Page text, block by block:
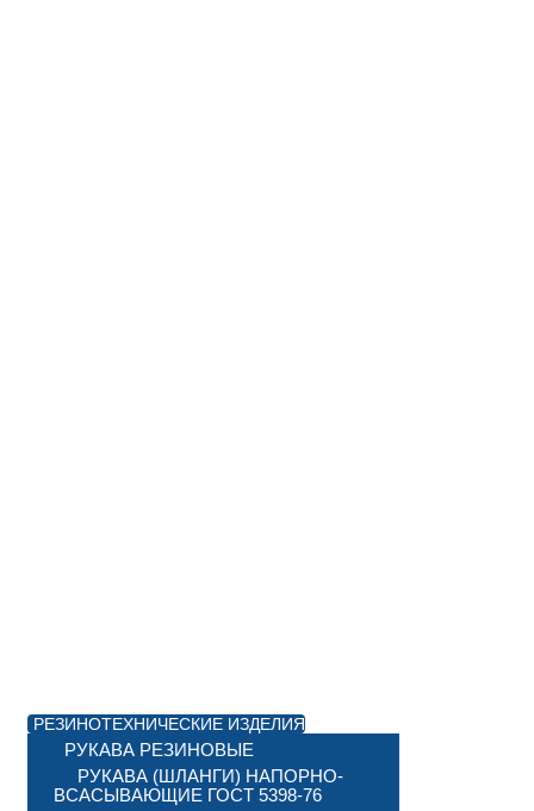
РЕЗИНОТЕХНИЧЕСКИЕ ИЗДЕЛИЯ
РУКАВА РЕЗИНОВЫЕ
РУКАВА (ШЛАНГИ) НАПОРНО-
ВСАСЫВАЮЩИЕ ГОСТ 5398-76